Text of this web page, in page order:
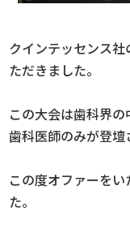
クインテッセンス
ただきました。
この大会は歯科界
歯科医師のみが登壇
この度オファーを
た。